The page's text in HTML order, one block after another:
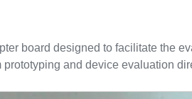
board designed to facilitate the
and device evaluation